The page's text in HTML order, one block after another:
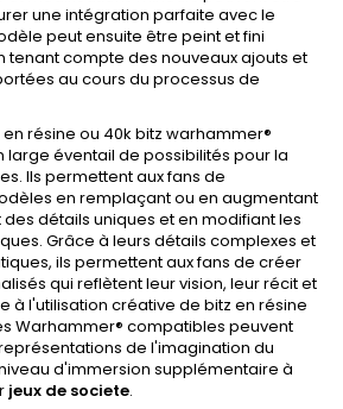
une intégration parfaite avec le
peut ensuite être peint et fini
tenant compte des nouveaux ajouts et
au cours du processus de
en résine ou 40k bitz warhammer®
éventail de possibilités pour la
Ils permettent aux fans de
en remplaçant ou en augmentant
détails uniques et en modifiant les
Grâce à leurs détails complexes et
ils permettent aux fans de créer
qui reflètent leur vision, leur récit et
à l'utilisation créative de bitz en résine
Warhammer® compatibles peuvent
de l'imagination du
d'immersion supplémentaire à
jeux de societe.